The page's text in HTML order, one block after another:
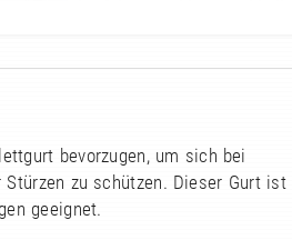
bevorzugen, um sich bei
zu schützen. Dieser Gurt ist
geeignet.